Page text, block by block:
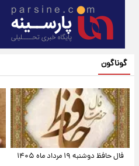
گوناگون
فال حافظ دوشنبه ۱۹ مرداد ماه ۱۴۰۵